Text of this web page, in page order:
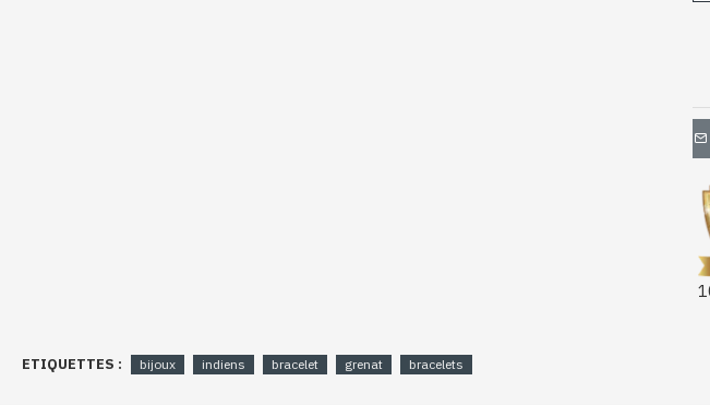
ETIQUETTES : bijoux indiens bracelet grenat bracelets